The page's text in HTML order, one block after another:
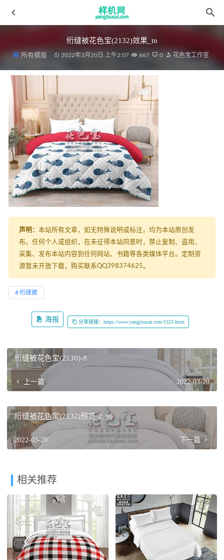
绗缝被花色宝(2132)效果_tn
所有模版 2022年3月20日 上午2:07 667 0 花色宝工作室
声明： 本站所有文章，如无特殊说明或标注，均为本站原创发
布。任何个人或组织，在未征得本站同意时，禁止复制、盗用、
采集、发布本站内容到任何网站、书籍等各类媒体平台。定制资
源暂未开放下载，购买联系QQ398374625。
绗缝被
海报 分享链接：https://www.yangjisucai.com/1523.html
绗缝被花色宝(2130)-8
上一篇 2022-03-20
绗缝被花色宝(2132)预览-2_tn
2022-03-20 下一篇
相关推荐
毛毯99.webp 2022-03-30
窗帘aijiads.taobao (1097)-2_750_750 2022-04-08
夏凉被花色宝(2365)白底自动效果 2022-03-18
沙发花色宝(2395)智能xg 2022-03-30
毛毯花色宝(2039)智能效果 2022-03-28